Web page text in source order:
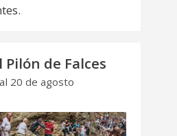
de Falces
20 de agosto